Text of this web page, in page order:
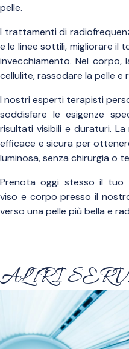
pelle.
I trattamenti di
e le linee sottili, migliorare il
invecchiamento. Nel corpo,
cellulite, rassodare la pelle e
I nostri esperti terapisti
soddisfare le esigenze
risultati visibili e duraturi.
efficace e sicura per
luminosa, senza chirurgia o
Prenota oggi stesso il tuo
viso e corpo presso il
verso una pelle più bella e
ALTRI